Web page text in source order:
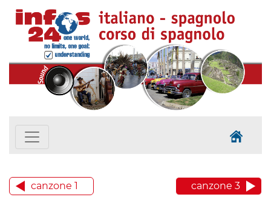
canzone 1 canzone 3